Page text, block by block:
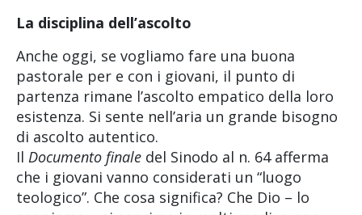
La disciplina dell’ascolto
Anche oggi, se vogliamo fare una buona
pastorale per e con i giovani, il punto di
partenza rimane l’ascolto empatico della loro
esistenza. Si sente nell’aria un grande bisogno
di ascolto autentico.
Il Documento finale del Sinodo al n. 64 afferma
che i giovani vanno considerati un “luogo
teologico”. Che cosa significa? Che Dio – lo